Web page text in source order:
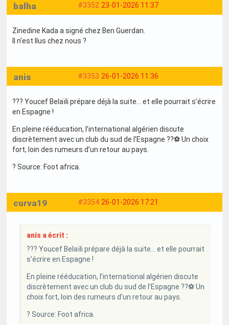
#3352 23-01-2026 11:37
balha
Zinedine Kada a signé chez Ben Guerdan.
Il n'est llus chez nous ?
#3353 26-01-2026 11:36
anis
??? Youcef Belaïli prépare déjà la suite… et elle pourrait s’écrire
en Espagne !
En pleine rééducation, l’international algérien discute
discrètement avec un club du sud de l’Espagne ??⚽ Un choix
fort, loin des rumeurs d’un retour au pays.
? Source: Foot africa.
#3354 26-01-2026 17:21
curva19
anis a écrit :
??? Youcef Belaïli prépare déjà la suite… et elle pourrait
s’écrire en Espagne !
En pleine rééducation, l’international algérien discute
discrètement avec un club du sud de l’Espagne ??⚽ Un
choix fort, loin des rumeurs d’un retour au pays.
? Source: Foot africa.